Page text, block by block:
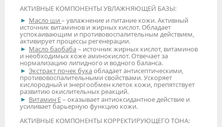
АКТИВНЫЕ КОМПОНЕНТЫ УВЛАЖНЯЮЩЕЙ БАЗЫ:
Масло ши – увлажнение и питание кожи. Активный
источник витаминов и жирных кислот. Обладает
успокаивающим и противовоспалительным действием,
активирует процессы регенерации.
Масло баобаба – источник жирных кислот, витаминов
и необходимых коже аминокислот. Отвечает за
нормализацию липидного и водного баланса.
Экстракт почек бука обладает антисептическими,
противовоспалительными свойствами. Ускоряет
кислородный и энергообмен клеток кожи, препятствует
развитию окислительных реакций.
Витамин Е– оказывает антиоксидантное действие и
усиливает барьерную функцию кожи.
АКТИВНЫЕ КОМПОНЕНТЫ КОРРЕКТИРУЮЩЕГО ТОНА: